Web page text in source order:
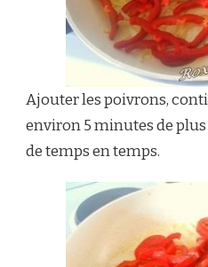
Ajouter les poivrons,
environ 5 minutes de
de temps en temps.